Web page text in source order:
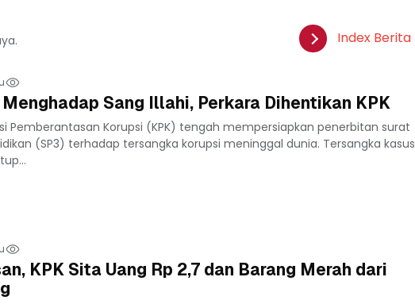
Index Berita
Sang Illahi, Perkara Dihentikan KPK
Pemberantasan Korupsi (KPK) tengah mempersiapkan penerbitan surat
(SP3) terhadap tersangka korupsi meninggal dunia. Tersangka kasus
KPK Sita Uang Rp 2,7 dan Barang Merah dari